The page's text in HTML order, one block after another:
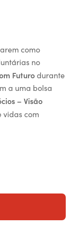
como
no
Futurodurante
a uma bolsa
– Visão
vidas com